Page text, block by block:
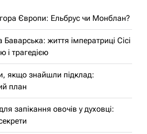
Європи: Ельбрус чи Монблан?
Баварська: життя імператриці Сісі
і трагедією
якщо знайшли підклад:
план
запікання овочів у духовці: